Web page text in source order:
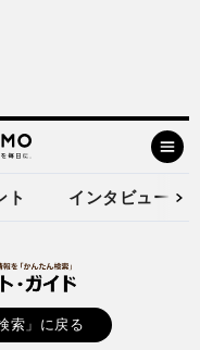
ト インタビュー
索」に戻る